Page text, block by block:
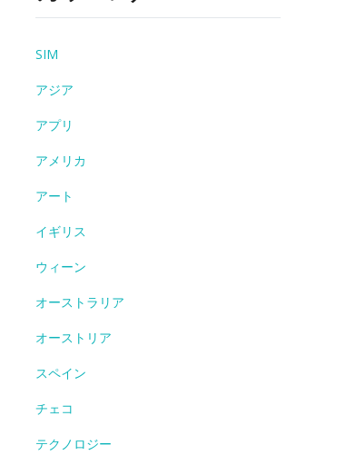
SIM
アジア
アプリ
アメリカ
アート
イギリス
ウィーン
オーストラリア
オーストリア
スペイン
チェコ
テクノロジー